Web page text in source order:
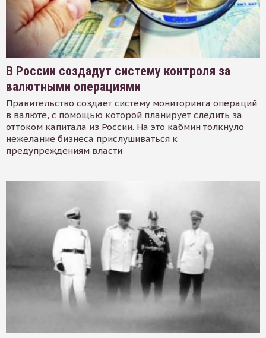
В России создадут систему контроля за
валютными операциями
Правительство создает систему мониторинга операций
в валюте, с помощью которой планирует следить за
оттоком капитала из России. На это кабмин толкнуло
нежелание бизнеса прислушиваться к
предупреждениям власти